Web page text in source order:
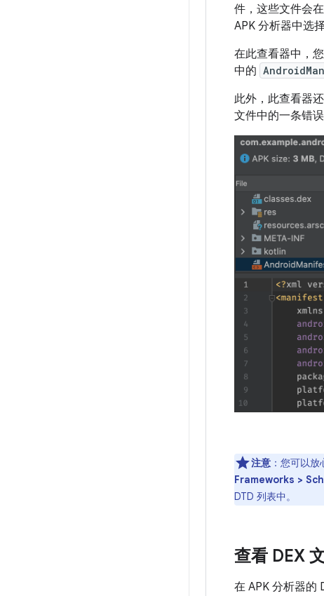
件，这些文件会
APK 分析器中选
在此查看器中，
中的
此外，此查看器
文件中的一条错误
注意 ：您可以
Frameworks >
DTD 列表中。
查看 DEX
在 APK 分析器的